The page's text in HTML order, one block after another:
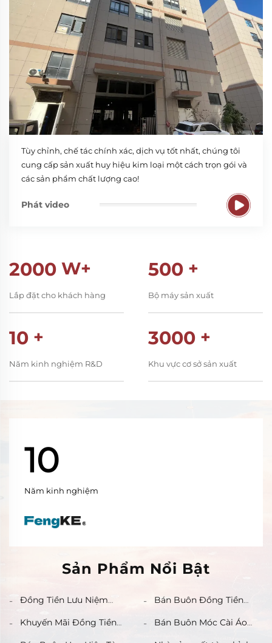
Tùy chỉnh, chế tác chính xác, dịch vụ tốt nhất, chúng tôi
cung cấp sản xuất huy hiệu kim loại một cách trọn gói và
các sản phẩm chất lượng cao!
Phát video
2000 W+
Lắp đặt cho khách hàng
500 +
Bộ máy sản xuất
10 +
Năm kinh nghiệm R&D
3000 +
Khu vực cơ sở sản xuất
10
Năm kinh nghiệm
Sản Phẩm Nổi Bật
Đồng Tiền Lưu Niệm
Mặt Cổ Điển Bạc Đúc
Bán Buôn Đồng Tiền
Bạc Nguyên Chất Làm Từ
Khuyến Mãi Đồng Tiền
Bán Buôn Móc Cài Áo